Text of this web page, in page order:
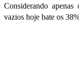
Considerando
vazios hoje bate os